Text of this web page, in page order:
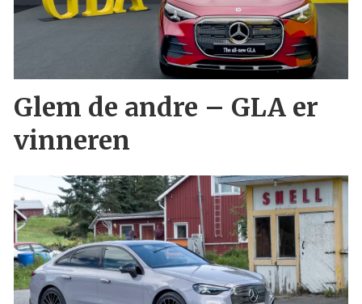
Glem de andre – GLA er
vinneren